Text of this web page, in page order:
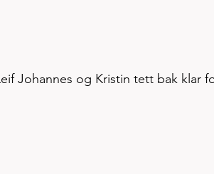
Johannes og Kristin tett bak klar